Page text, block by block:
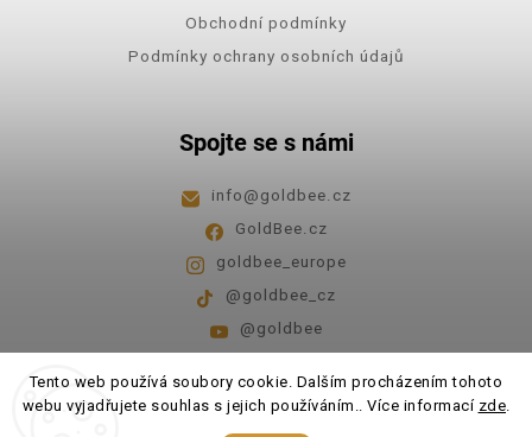
Tento web používá soubory cookie. Dalším procházením tohoto
webu vyjadřujete souhlas s jejich používáním.. Více informací zde.
Obchodní podmínky
Podmínky ochrany osobních údajů
Spojte se s námi
info@goldbee.cz
GoldBee.cz
goldbee_europe
@goldbee_cz
@goldbee
Pondělí - pátek 8:00-14:00